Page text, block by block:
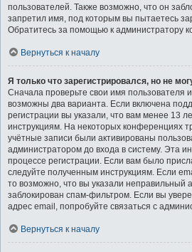
пользователей. Также возможно, что он
запретил имя, под которым вы пытаетесь
Обратитесь за помощью к администратору
Вернуться к началу
Я только что зарегистрировался, но не
Сначала проверьте свои имя пользователя
возможны два варианта. Если включена
регистрации вы указали, что вам менее 13
инструкциям. На некоторых конференциях
учётные записи были активированы
администратором до входа в систему. Эта
процессе регистрации. Если вам было
следуйте полученным инструкциям. Если
то возможно, что вы указали неправильный
заблокирован спам-фильтром. Если вы
адрес email, попробуйте связаться с
Вернуться к началу